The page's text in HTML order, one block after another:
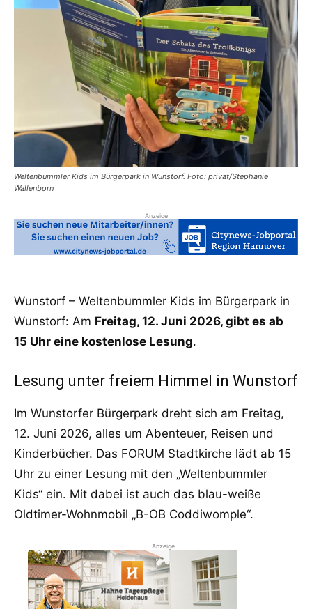
Weltenbummler Kids im Bürgerpark in Wunstorf. Foto: privat/Stephanie
Wallenborn
Anzeige
Wunstorf – Weltenbummler Kids im Bürgerpark in
Wunstorf: Am Freitag, 12. Juni 2026, gibt es ab
15 Uhr eine kostenlose Lesung.
Lesung unter freiem Himmel in Wunstorf
Im Wunstorfer Bürgerpark dreht sich am Freitag,
12. Juni 2026, alles um Abenteuer, Reisen und
Kinderbücher. Das FORUM Stadtkirche lädt ab 15
Uhr zu einer Lesung mit den „Weltenbummler
Kids“ ein. Mit dabei ist auch das blau-weiße
Oldtimer-Wohnmobil „B-OB Coddiwomple“.
Anzeige